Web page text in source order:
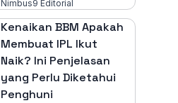
Nimbus9 Editorial
Kenaikan BBM Apakah
Membuat IPL Ikut
Naik? Ini Penjelasan
yang Perlu Diketahui
Penghuni